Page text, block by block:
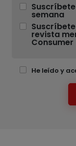
semana
revista
Consumer
He leído y